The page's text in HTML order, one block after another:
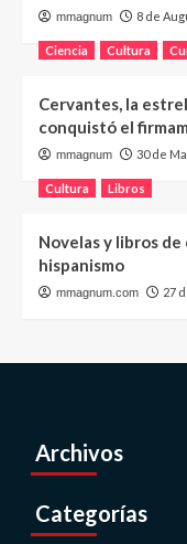
mmagnum 8 de
Ciencia Cultura
Cervantes, la
conquistó el
mmagnum 30 de
Cultura Libros
Novelas y libros
hispanismo
mmagnum.com 27
Archivos
Categorías